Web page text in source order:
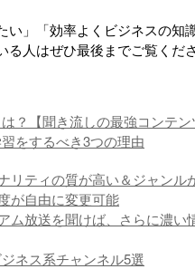
い」「効率よくビジネスの知
る人はぜひ最後までご覧くださ
？【聞き流しの最強コンテン
をするべき3つの理由
リティの質が高い＆ジャンル
が自由に変更可能
ム放送を聞けば、さらに濃い
ネス系チャンネル5選